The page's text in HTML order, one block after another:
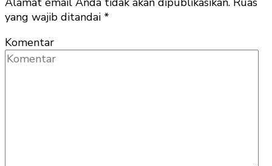
yang wajib ditandai *
Komentar